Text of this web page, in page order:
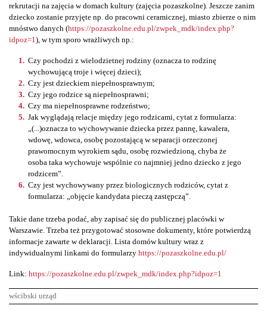
rekrutacji na zajęcia w domach kultury (zajęcia pozaszkolne). Jeszcze zanim
dziecko zostanie przyjęte np. do pracowni ceramicznej, miasto zbierze o nim
mnóstwo danych (https://pozaszkolne.edu.pl/zwpek_mdk/index.php?
idpoz=1), w tym sporo wrażliwych np.:
Czy pochodzi z wielodzietnej rodziny (oznacza to rodzinę
wychowującą troje i więcej dzieci);
Czy jest dzieckiem niepełnosprawnym;
Czy jego rodzice są niepełnosprawni;
Czy ma niepełnosprawne rodzeństwo;
Jak wyglądają relacje między jego rodzicami, cytat z formularza:
„(...)oznacza to wychowywanie dziecka przez pannę, kawalera,
wdowę, wdowca, osobę pozostającą w separacji orzeczonej
prawomocnym wyrokiem sądu, osobę rozwiedzioną, chyba że
osoba taka wychowuje wspólnie co najmniej jedno dziecko z jego
rodzicem”.
Czy jest wychowywany przez biologicznych rodziców, cytat z
formularza: „objęcie kandydata pieczą zastępczą”.
Takie dane trzeba podać, aby zapisać się do publicznej placówki w
Warszawie. Trzeba też przygotować stosowne dokumenty, które potwierdzą
informacje zawarte w deklaracji. Lista domów kultury wraz z
indywidualnymi linkami do formularzy https://pozaszkolne.edu.pl/
Link: https://pozaszkolne.edu.pl/zwpek_mdk/index.php?idpoz=1
wścibski urząd